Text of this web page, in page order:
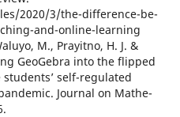
2020/3/the-difference-be-
and-online-learning
M., Prayitno, H. J. &
GeoGebra into the flipped
self-regulated
Journal on Mathe-